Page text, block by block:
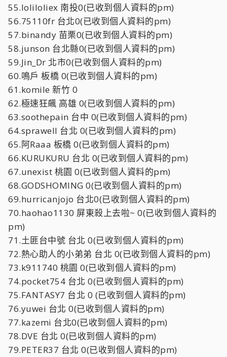
55.loliloliex 南投0(已收到個人資料的pm)
56.75110fr 台北0(已收到個人資料的pm)
57.binandy 苗栗0(已收到個人資料的pm)
58.junson 台北縣0(已收到個人資料的pm)
59.Jin_Dr 北市0(已收到個人資料的pm)
60.鳴戶 板橋 0(已收到個人資料的pm)
61.komile 新竹 0
62.極速狂飆 高雄 0(已收到個人資料的pm)
63.soothepain 台中 0(已收到個人資料的pm)
64.sprawell 台北 0(已收到個人資料的pm)
65.阿Raaa 板橋 0(已收到個人資料的pm)
66.KURUKURU 台北 0(已收到個人資料的pm)
67.unexist 桃園 0(已收到個人資料的pm)
68.GODSHOMING 0(已收到個人資料的pm)
69.hurricanjojo 台北0(已收到個人資料的pm)
70.haohao1130 屏東殺上去啦~ 0(已收到個人資料的
pm)
71.土匪台中號 台北 0(已收到個人資料的pm)
72.熱心助人的小弟弟 台北 0(已收到個人資料的pm)
73.k911740 桃園 0(已收到個人資料的pm)
74.pocket754 台北 0(已收到個人資料的pm)
75.FANTASY7 台北 0 (已收到個人資料的pm)
76.yuwei 台北 0(已收到個人資料的pm)
77.kazemi 台北0(已收到個人資料的pm)
78.DVE 台北 0(已收到個人資料的pm)
79.PETER37 台北 0(已收到個人資料的pm)